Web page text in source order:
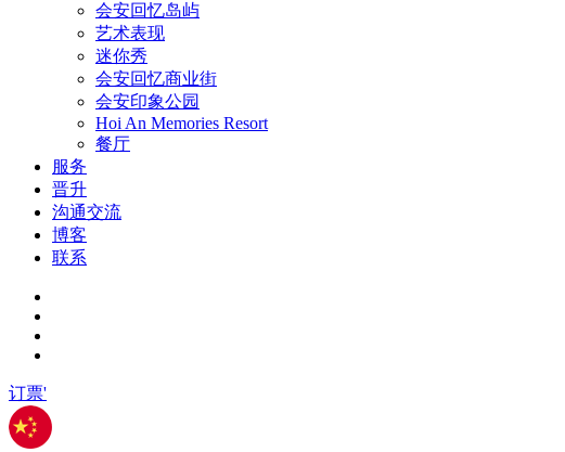
会安回忆岛屿
艺术表现
迷你秀
会安回忆商业街
会安印象公园
Hoi An Memories Resort
餐厅
服务
晋升
沟通交流
博客
联系
订票'